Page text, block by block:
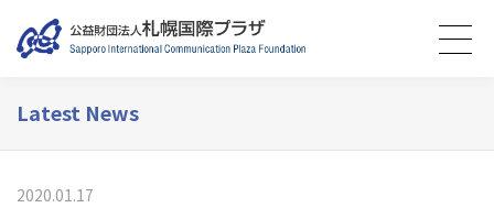
Latest News
2020.01.17